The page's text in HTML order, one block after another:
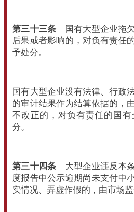
第三十三条 国有大型企业拖
后果或者影响的，对负有责任
予处分。
国有大型企业没有法律、行政
的审计结果作为结算依据的，
不改正的，对负有责任的国
分。
第三十四条 大型企业违反本
度报告中公示逾期尚未支付中
实情况、弄虚作假的，由市场